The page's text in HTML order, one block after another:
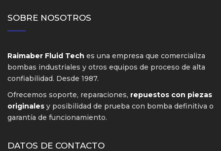
SOBRE NOSOTROS
Raimaber Fluid Tech es una empresa que comercializa
bombas industriales y otros equipos de proceso de alta
confiabilidad. Desde 1987.
Ofrecemos soporte, reparaciones, repuestos con piezas
originales y posibilidad de prueba con bomba definitiva o
garantía de funcionamiento.
DATOS DE CONTACTO